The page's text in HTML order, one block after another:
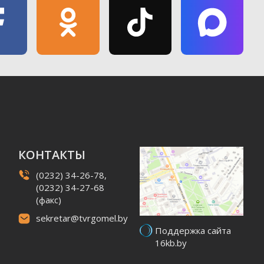
КОНТАКТЫ
(0232) 34-26-78,
(0232) 34-27-68
(факс)
sekretar@tvrgomel.by
Поддержка сайта
16kb.by